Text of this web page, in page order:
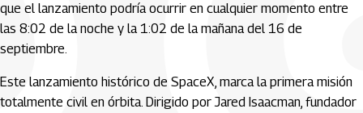
que el lanzamiento podría ocurrir en cualquier momento entre
las 8:02 de la noche y la 1:02 de la mañana del 16 de
septiembre.
Este lanzamiento histórico de SpaceX, marca la primera misión
totalmente civil en órbita. Dirigido por Jared Isaacman, fundador